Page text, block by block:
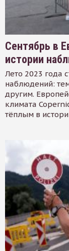
Сентябрь в
истории
Лето 2023 года
наблюдений:
другим.
климата
тёплым в